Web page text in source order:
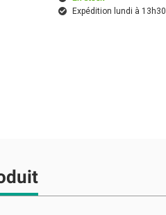
Expédition lundi à 13h30